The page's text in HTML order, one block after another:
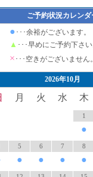
ご予約状況カレンダ
● ･･･余裕がございます。
▲ ･･･早めにご予約下さい
× ･･･空きがございません。
2026年10月
月 火 水 木
1
●
5
●
6
●
7
●
8
●